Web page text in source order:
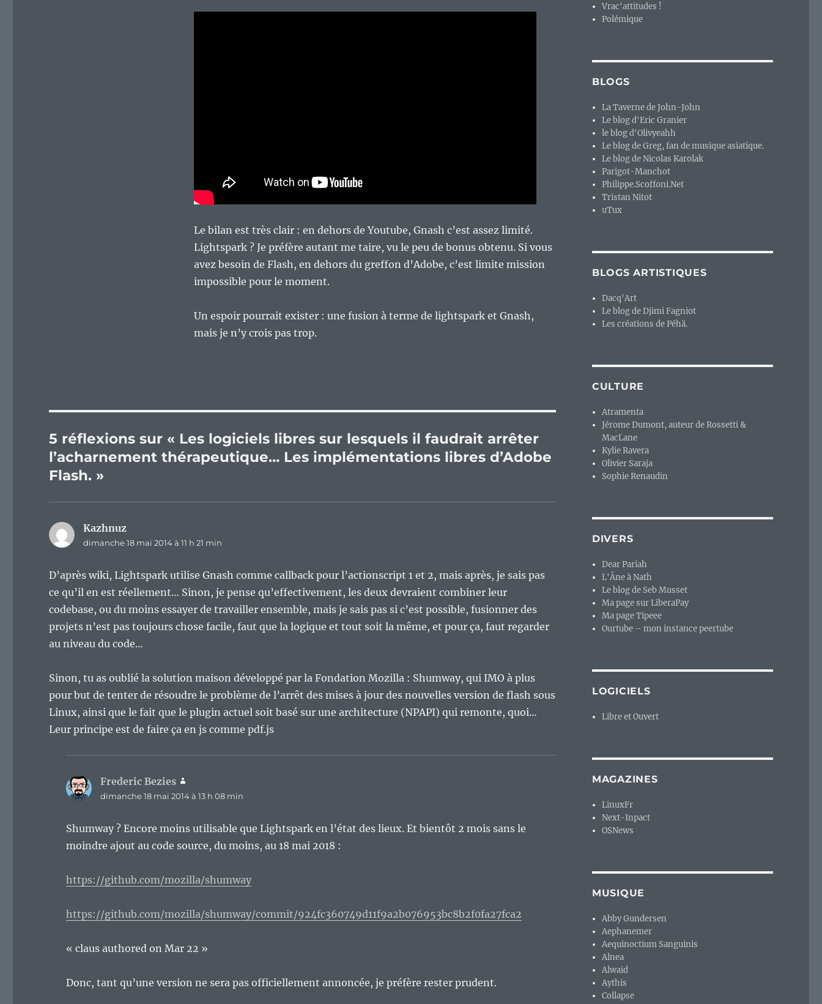
Le bilan est très clair : en dehors de Youtube, Gnash c’est assez limité.
Lightspark ? Je préfère autant me taire, vu le peu de bonus obtenu. Si vous
avez besoin de Flash, en dehors du greffon d’Adobe, c’est limite mission
impossible pour le moment.
Un espoir pourrait exister : une fusion à terme de lightspark et Gnash,
mais je n’y crois pas trop.
5 réflexions sur « Les logiciels libres sur lesquels il faudrait arrêter
l’acharnement thérapeutique… Les implémentations libres d’Adobe
Flash. »
Kazhnuz
dimanche 18 mai 2014 à 11 h 21 min
D’après wiki, Lightspark utilise Gnash comme callback pour l’actionscript 1 et 2, mais après, je sais pas
ce qu’il en est réellement… Sinon, je pense qu’effectivement, les deux devraient combiner leur
codebase, ou du moins essayer de travailler ensemble, mais je sais pas si c’est possible, fusionner des
projets n’est pas toujours chose facile, faut que la logique et tout soit la même, et pour ça, faut regarder
au niveau du code…
Sinon, tu as oublié la solution maison développé par la Fondation Mozilla : Shumway, qui IMO à plus
pour but de tenter de résoudre le problème de l’arrêt des mises à jour des nouvelles version de flash sous
Linux, ainsi que le fait que le plugin actuel soit basé sur une architecture (NPAPI) qui remonte, quoi…
Leur principe est de faire ça en js comme pdf.js
Frederic Bezies
dimanche 18 mai 2014 à 13 h 08 min
Shumway ? Encore moins utilisable que Lightspark en l’état des lieux. Et bientôt 2 mois sans le
moindre ajout au code source, du moins, au 18 mai 2018 :
https://github.com/mozilla/shumway
https://github.com/mozilla/shumway/commit/924fc360749d11f9a2b076953bc8b2f0fa27fca2
« claus authored on Mar 22 »
Donc, tant qu’une version ne sera pas officiellement annoncée, je préfère rester prudent.
Vrac'attitudes !
Polémique
BLOGS
La Taverne de John-John
Le blog d'Eric Granier
le blog d'Olivyeahh
Le blog de Greg, fan de musique asiatique.
Le blog de Nicolas Karolak
Parigot-Manchot
Philippe.Scoffoni.Net
Tristan Nitot
uTux
BLOGS ARTISTIQUES
Dacq'Art
Le blog de Djimi Fagniot
Les créations de Péhä.
CULTURE
Atramenta
Jérome Dumont, auteur de Rossetti &
MacLane
Kylie Ravera
Olivier Saraja
Sophie Renaudin
DIVERS
Dear Pariah
L'Âne à Nath
Le blog de Seb Musset
Ma page sur LiberaPay
Ma page Tipeee
Ourtube – mon instance peertube
LOGICIELS
Libre et Ouvert
MAGAZINES
LinuxFr
Next-Inpact
OSNews
MUSIQUE
Abby Gundersen
Aephanemer
Aequinoctium Sanguinis
Alnea
Alwaid
Aythis
Collapse